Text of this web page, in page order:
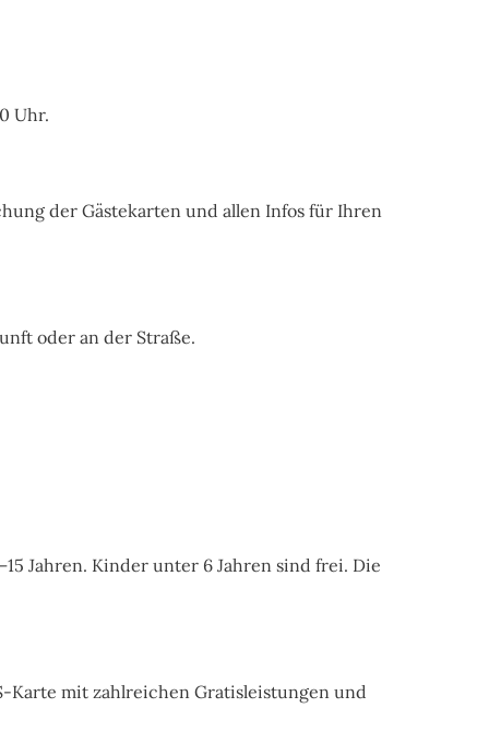
Uhr.
der Gästekarten und allen Infos für Ihren
oder an der Straße.
Jahren. Kinder unter 6 Jahren sind frei. Die
Karte mit zahlreichen Gratisleistungen und